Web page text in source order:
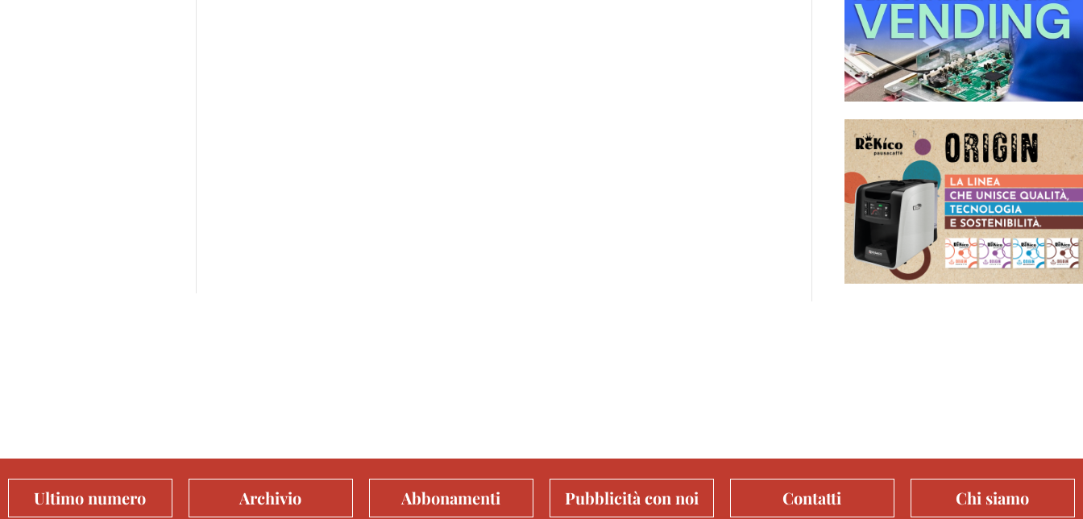
Ultimo numero Archivio Abbonamenti Pubblicità con noi Contatti Chi siamo